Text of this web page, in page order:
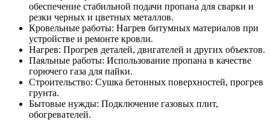
обеспечение стабильной подачи пропана для сварки и
резки черных и цветных металлов.
Кровельные работы: Нагрев битумных материалов при
устройстве и ремонте кровли.
Нагрев: Прогрев деталей, двигателей и других объектов.
Паяльные работы: Использование пропана в качестве
горючего газа для пайки.
Строительство: Сушка бетонных поверхностей, прогрев
грунта.
Бытовые нужды: Подключение газовых плит,
обогревателей.